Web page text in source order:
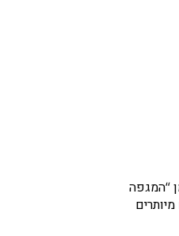
“המגפה